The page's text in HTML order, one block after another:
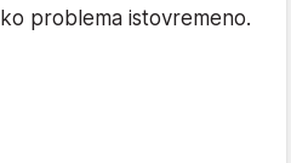
problema istovremeno.